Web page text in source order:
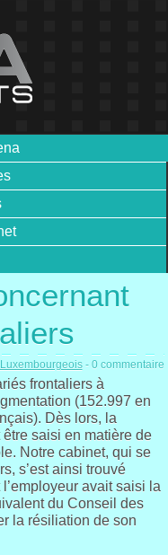
- 0 commentaire
frontaliers à
(152.997 en
Dès lors, la
saisi en matière de
Notre cabinet, qui se
s’est ainsi trouvé
avait saisi la
du Conseil des
la résiliation de son